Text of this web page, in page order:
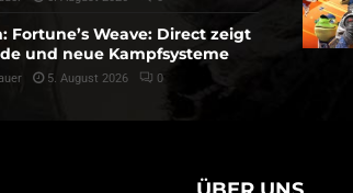
Fortune’s Weave: Direct zeigt
und neue Kampfsysteme
5. August 2026 0